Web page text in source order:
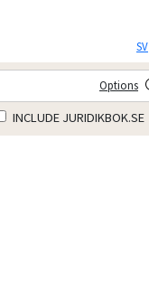
SV
Options
INCLUDE JURIDIKBOK.SE